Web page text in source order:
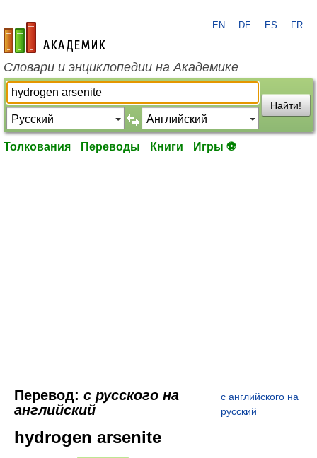
academic.ru
EN DE ES FR
Словари и энциклопедии на Академике
Найти!
Толкования Переводы Книги Игры ⚽
Перевод: с русского на
английский
с английского на
русский
hydrogen arsenite